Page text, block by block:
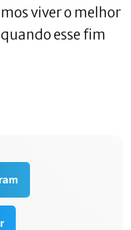
viver o melhor
esse fim